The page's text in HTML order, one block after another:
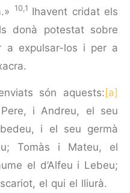
10,1 Ihavent cridat els
donà potestat sobre
a expulsar-los i per a
són aquests:[a]
Pere, i Andreu, el seu
i el seu germà
Tomàs i Mateu, el
el d’Alfeu i Lebeu;
el qui el lliurà.